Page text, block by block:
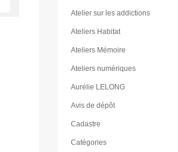
Atelier sur les addictions
Ateliers Habitat
Ateliers Mémoire
Ateliers numériques
Aurélie LELONG
Avis de dépôt
Cadastre
Catégories